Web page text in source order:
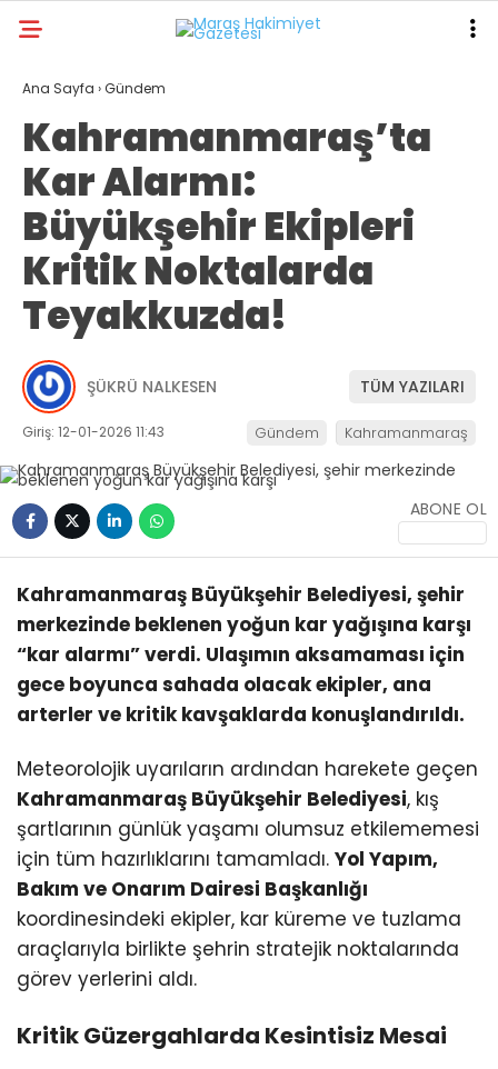
WhatsApp
İhbar Hattı
GALERİ
ANA SAYFA
KAHRAMANMARAŞ
GÜNDEM
EKONOMI
POLITIKA
DÜNYA
KÜLTÜR/SANAT
Ana Sayfa ›Gündem
Kahramanmaraş’ta
Kar Alarmı:
Büyükşehir Ekipleri
Kritik Noktalarda
Teyakkuzda!
ŞÜKRÜ NALKESEN TÜM YAZILARI
Giriş: 12-01-2026 11:43 Gündem Kahramanmaraş
ABONE OL
Kahramanmaraş Büyükşehir Belediyesi, şehir
merkezinde beklenen yoğun kar yağışına karşı
“kar alarmı” verdi. Ulaşımın aksamaması için
gece boyunca sahada olacak ekipler, ana
arterler ve kritik kavşaklarda konuşlandırıldı.
Meteorolojik uyarıların ardından harekete geçen
Kahramanmaraş Büyükşehir Belediyesi, kış
şartlarının günlük yaşamı olumsuz etkilememesi
için tüm hazırlıklarını tamamladı. Yol Yapım,
Bakım ve Onarım Dairesi Başkanlığı
koordinesindeki ekipler, kar küreme ve tuzlama
araçlarıyla birlikte şehrin stratejik noktalarında
görev yerlerini aldı.
Kritik Güzergahlarda Kesintisiz Mesai